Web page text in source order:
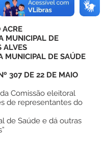
ACRE
MUNICIPAL DE
ALVES
MUNICIPAL DE SAÚDE
307 DE 22 DE MAIO
Comissão eleitoral
de representantes do
de Saúde e dá outras